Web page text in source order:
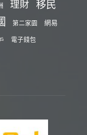
理財 移民
第二家園 網易
電子錢包